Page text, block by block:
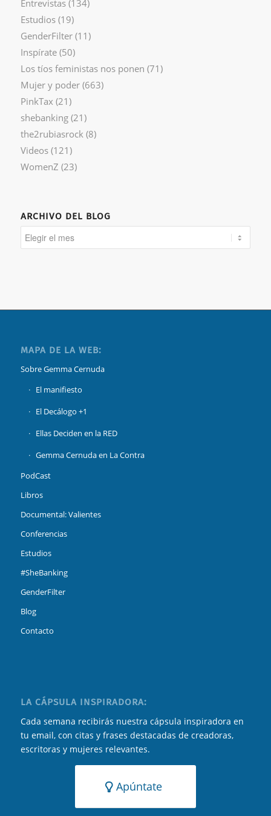
Entrevistas(134)
Estudios(19)
GenderFilter(11)
Inspírate(50)
Los tíos feministas nos ponen (71)
Mujer y poder(663)
PinkTax (21)
shebanking(21)
the2rubiasrock (8)
Videos(121)
WomenZ (23)
ARCHIVO DEL BLOG
MAPA DE LA WEB:
Sobre Gemma Cernuda
El manifiesto
El Decálogo +1
Ellas Deciden en la RED
Gemma Cernuda en La Contra
PodCast
Libros
Documental: Valientes
Conferencias
Estudios
#SheBanking
GenderFilter
Blog
Contacto
LA CÁPSULA INSPIRADORA:
Cada semana recibirás nuestra cápsula inspiradora en
tu email, con citas y frases destacadas de creadoras,
escritoras y mujeres relevantes.
Apúntate